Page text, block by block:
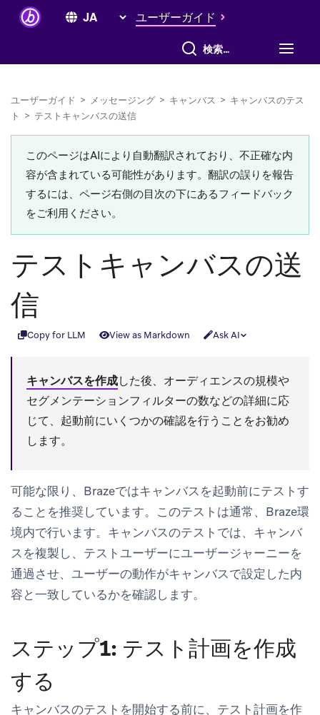
ユーザーガイド
すべて検索
ユーザーガイド > メッセージング > キャンバス > キャンバスのテス
ト > テストキャンバスの送信
このページはAIにより自動翻訳されており、不正確な内
容が含まれている可能性があります。翻訳の誤りを報告
するには、ページ右側の目次の下にあるフィードバック
をご利用ください。
テストキャンバスの送
信
Copy for LLM View as Markdown Ask AI
キャンバスを作成した後、オーディエンスの規模や
セグメンテーションフィルターの数などの詳細に応
じて、起動前にいくつかの確認を行うことをお勧め
します。
可能な限り、Brazeではキャンバスを起動前にテストす
ることを推奨しています。このテストは通常、Braze環
境内で行います。キャンバスのテストでは、キャンバ
スを複製し、テストユーザーにユーザージャーニーを
通過させ、ユーザーの動作がキャンバスで設定した内
容と一致しているかを確認します。
ステップ1: テスト計画を作成
する
キャンバスのテストを開始する前に、テスト計画を作